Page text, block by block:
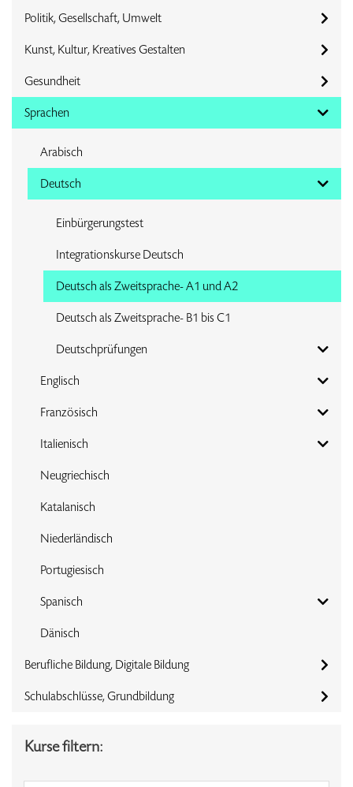
Politik, Gesellschaft, Umwelt
Kunst, Kultur, Kreatives Gestalten
Gesundheit
Sprachen
Arabisch
Deutsch
Einbürgerungstest
Integrationskurse Deutsch
Deutsch als Zweitsprache- A1 und A2
Deutsch als Zweitsprache- B1 bis C1
Deutschprüfungen
Englisch
Französisch
Italienisch
Neugriechisch
Katalanisch
Niederländisch
Portugiesisch
Spanisch
Dänisch
Berufliche Bildung, Digitale Bildung
Schulabschlüsse, Grundbildung
Kurse filtern: